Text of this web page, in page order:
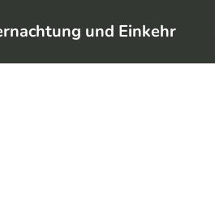
und Einkehr